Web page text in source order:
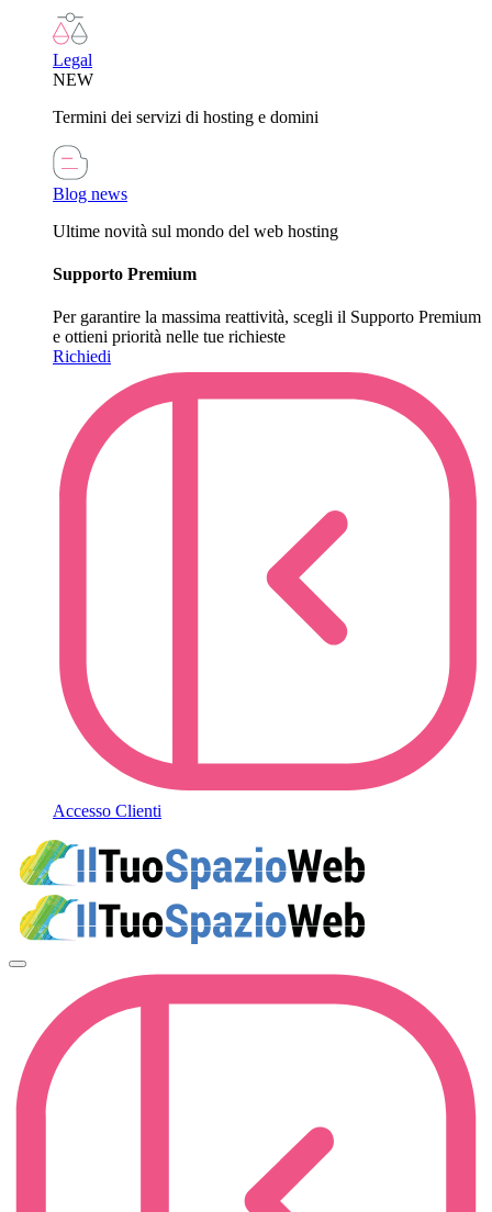
Legal
NEW
Termini dei servizi di hosting e domini
Blog news
Ultime novità sul mondo del web hosting
Supporto Premium
Per garantire la massima reattività, scegli il Supporto Premium
e ottieni priorità nelle tue richieste
Richiedi
Accesso Clienti